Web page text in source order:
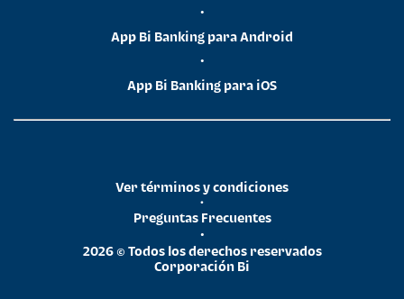
•
App Bi Banking para Android
•
App Bi Banking para iOS
2026 © Todos los derechos reservados
Corporación Bi
•
Preguntas Frecuentes
•
Ver términos y condiciones